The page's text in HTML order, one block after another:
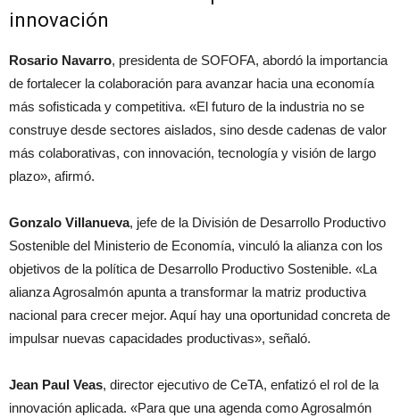
innovación
Rosario Navarro, presidenta de SOFOFA, abordó la importancia
de fortalecer la colaboración para avanzar hacia una economía
más sofisticada y competitiva. «El futuro de la industria no se
construye desde sectores aislados, sino desde cadenas de valor
más colaborativas, con innovación, tecnología y visión de largo
plazo», afirmó.
Gonzalo Villanueva, jefe de la División de Desarrollo Productivo
Sostenible del Ministerio de Economía, vinculó la alianza con los
objetivos de la política de Desarrollo Productivo Sostenible. «La
alianza Agrosalmón apunta a transformar la matriz productiva
nacional para crecer mejor. Aquí hay una oportunidad concreta de
impulsar nuevas capacidades productivas», señaló.
Jean Paul Veas, director ejecutivo de CeTA, enfatizó el rol de la
innovación aplicada. «Para que una agenda como Agrosalmón